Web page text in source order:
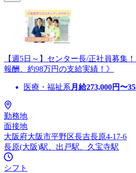
【週5日～】センター長/正社員募集
報酬、約98万円の支給実績！》
医療・福祉系 月給273,000円〜
勤務地
面接地
大阪府大阪市平野区長吉長原4-17-6
長原(大阪)駅、出戸駅、久宝寺駅
シフト